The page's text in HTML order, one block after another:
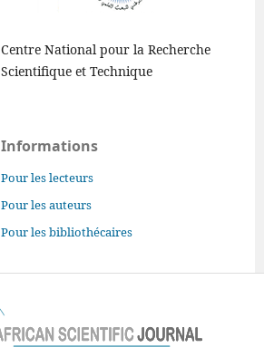
Centre National pour la Recherche
Scientifique et Technique
Informations
Pour les lecteurs
Pour les auteurs
Pour les bibliothécaires